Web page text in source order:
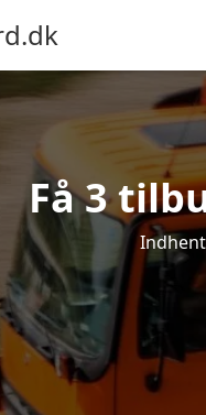
Få 3